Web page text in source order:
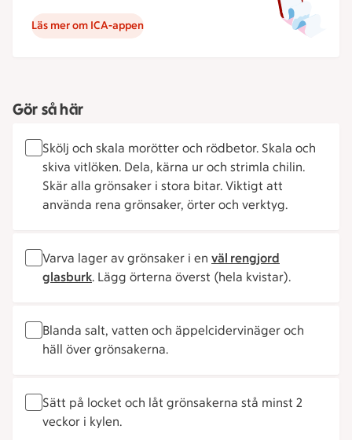
Läs mer om ICA-appen
Gör så här
Skölj och skala morötter och rödbetor. Skala och
skiva vitlöken. Dela, kärna ur och strimla chilin.
Skär alla grönsaker i stora bitar. Viktigt att
använda rena grönsaker, örter och verktyg.
Varva lager av grönsaker i en väl rengjord
glasburk. Lägg örterna överst (hela kvistar).
Blanda salt, vatten och äppelcidervinäger och
häll över grönsakerna.
Sätt på locket och låt grönsakerna stå minst 2
veckor i kylen.